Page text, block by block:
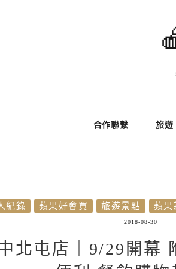
合作聯繫 旅遊
紀錄 蘋果好會買 旅遊景點 蘋果
2018-08-30
北屯店｜9/29開幕